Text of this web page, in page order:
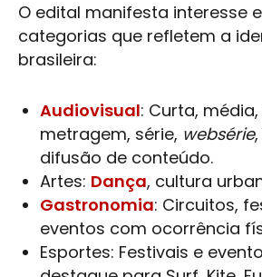
O edital manifesta interesse
categorias que refletem a
brasileira:
Audiovisual: Curta,
metragem, série, websérie
difusão de conteúdo.
Artes: Dança, cultura
Gastronomia: Circuitos,
eventos com ocorrência
Esportes: Festivais e